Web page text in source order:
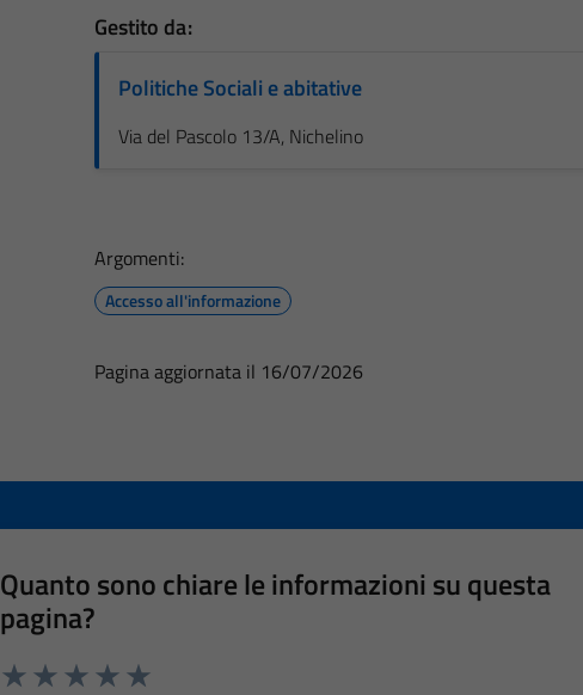
Gestito da:
Politiche Sociali e abitative
Via del Pascolo 13/A, Nichelino
Argomenti:
Accesso all'informazione
Pagina aggiornata il 16/07/2026
Quanto sono chiare le informazioni su questa
pagina?